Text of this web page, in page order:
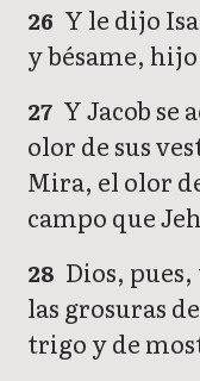
26 Y le dijo
y bésame,
27 Y Jacob se
olor de sus
Mira, el olor
campo que
28 Dios,
las grosuras
trigo y de